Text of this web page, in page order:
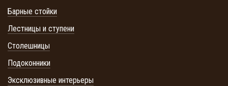
Барные стойки
Лестницы и ступени
Столешницы
Подоконники
Эксклюзивные интерьеры